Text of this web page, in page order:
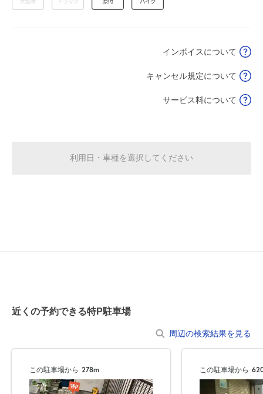
8月15日 (土) ¥500
0:00～24:00
空き1
インボイスについて
キャンセル規定について
サービス料について
利用日・車種を選択してください
近くの予約できる特P駐車場
周辺の検索結果を見る
この駐車場から 278m この駐車場から